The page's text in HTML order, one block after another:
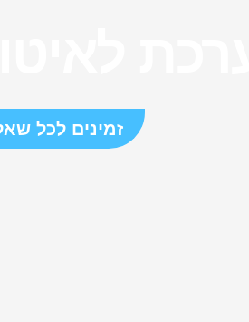
זמינים לכל